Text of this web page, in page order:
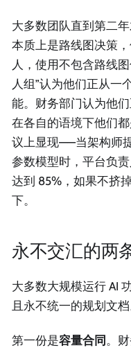
大多数团队直到第二
本质上是路线图决策
人，使用不包含路线
人组”认为他们正从一
能。财务部门认为他
在各自的语境下他们
议上显现——当架构师
参数模型时，平台负
达到 85%，如果不挤
下。
永不交汇的两
大多数大规模运行 AI
且永不统一的规划文档
第一份是容量合同。